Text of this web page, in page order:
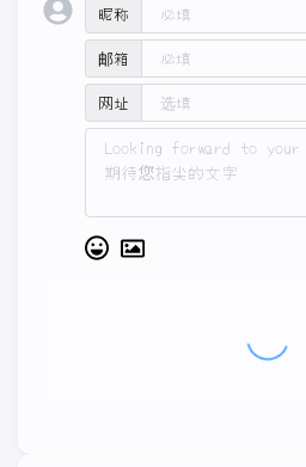
昵称
邮箱
网址
没有评论